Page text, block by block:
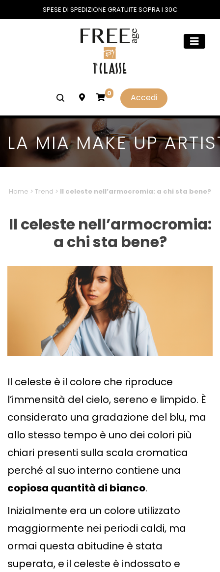
SPESE DI SPEDIZIONE GRATUITE SOPRA I 30€
0 Accedi
LA MIA MAKE UP
Home > Trend > Il celeste nell’armocromia: a chi sta bene?
Il celeste nell’armocromia:
a chi sta bene?
Il celeste è il colore che riproduce
l’immensità del cielo, sereno e limpido. È
considerato una gradazione del blu, ma
allo stesso tempo è uno dei colori più
chiari presenti sulla scala cromatica
perché al suo interno contiene una
copiosa quantità di bianco.
Inizialmente era un colore utilizzato
maggiormente nei periodi caldi, ma
ormai questa abitudine è stata
superata, e il celeste è indossato e